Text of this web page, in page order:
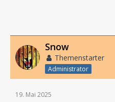
Snow
Themenstarter
Administrator
19. Mai 2025